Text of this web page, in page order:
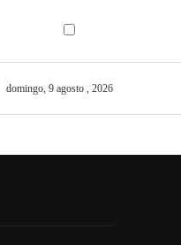
domingo, 9 agosto , 2026